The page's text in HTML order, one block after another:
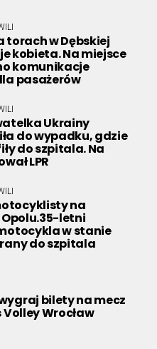
torach w Dębskiej
kobieta. Na miejsce
komunikacje
pasażerów
Ukrainy
do wypadku, gdzie
do szpitala. Na
LPR
na
letni
w stanie
do szpitala
wygraj bilety na mecz
Volley Wrocław